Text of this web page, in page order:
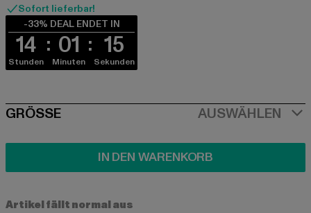
Sofort lieferbar!
-33% DEAL ENDET IN
14
Stunden
01
Minuten
15
Sekunden
SIZE
GRÖSSE AUSWÄHLEN
IN DEN WARENKORB
Artikel fällt normal aus